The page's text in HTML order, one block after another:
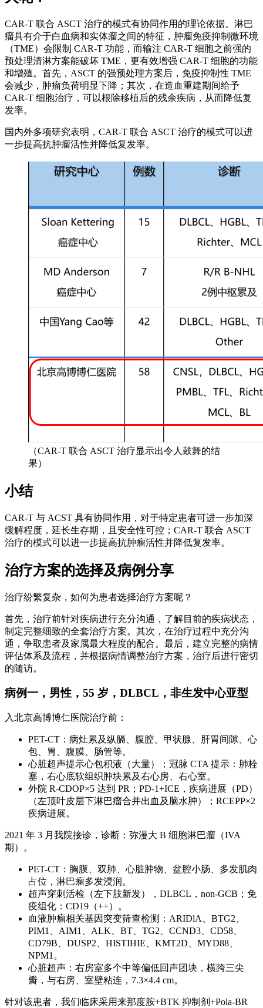
CAR-T 联合 ASCT 治疗的模式有协同作用的理论依据。淋巴
瘤具有介于白血病和实体瘤之间的特征，肿瘤免疫抑制微环境
（TME）会限制 CAR-T 功能，而输注 CAR-T 细胞之前强的
预处理清淋方案能破坏 TME，更有效增强 CAR-T 细胞的功能
和增殖。首先，ASCT 的强预处理方案后，免疫抑制性 TME
会减少，肿瘤负荷明显下降；其次，在造血重建期间给予
CAR-T 细胞治疗，可以根除移植后的残余疾病，从而降低复
发率。
国内外多项研究表明，CAR-T 联合 ASCT 治疗的模式可以进
一步提高抗肿瘤活性并降低复发率。
（CAR-T 联合 ASCT 治疗显示出令人鼓舞的结
果）
小结
CAR-T 与 ACST 具有协同作用，对于特定患者可进一步加深
缓解程度，延长生存期，且安全性可控；CAR-T 联合 ASCT
治疗的模式可以进一步提高抗肿瘤活性并降低复发率。
治疗方案的选择及病例分享
治疗纷繁复杂，如何为患者选择治疗方案呢？
首先，治疗前针对疾病进行充分沟通，了解目前的疾病状态，
制定完整细致的全套治疗方案。其次，在治疗过程中充分沟
通，争取患者及家属最大程度的配合。最后，建立完整的病情
评估体系及流程，并根据病情调整治疗方案，治疗后进行密切
的随访。
病例一，男性，55 岁，DLBCL，非生发中心亚型
入北京高博博仁医院治疗前：
PET-CT：病灶累及纵膈、腹腔、甲状腺、肝胃间隙、心
包、胃、腹膜、肠管等。
心脏超声提示心包积液（大量）；冠脉 CTA 提示：肺栓
塞，右心底软组织肿块累及右心房、右心室。
外院 R-CDOP×5 达到 PR；PD-1+ICE，疾病进展（PD）
（左顶叶皮层下淋巴瘤合并出血及脑水肿）；RCEPP×2
疾病进展。
2021 年 3 月我院接诊，诊断：弥漫大 B 细胞淋巴瘤（IVA
期）。
PET-CT：胸膜、双肺、心脏肿物、盆腔小肠、多发肌肉
占位，淋巴瘤多发浸润。
超声穿刺活检（左下肢新发），DLBCL，non-GCB；免
疫组化：CD19（++）。
血液肿瘤相关基因突变筛查检测：ARIDlA、BTG2、
PIM1、AIM1、ALK、BT、TG2、CCND3、CD58、
CD79B、DUSP2、HISTIHIE、KMT2D、MYD88、
NPM1。
心脏超声：右房室多个中等偏低回声团块，横跨三尖
瓣，与右房、室壁粘连，7.3×4.4 cm。
针对该患者，我们临床采用来那度胺+BTK 抑制剂+Pola-BR